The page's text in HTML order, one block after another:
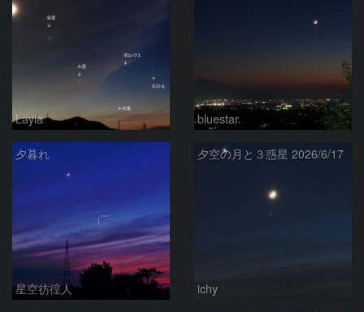
Layla bluestar
夕暮れ
星空彷徨人
夕空の月と３惑星 2026/6/17
ichy